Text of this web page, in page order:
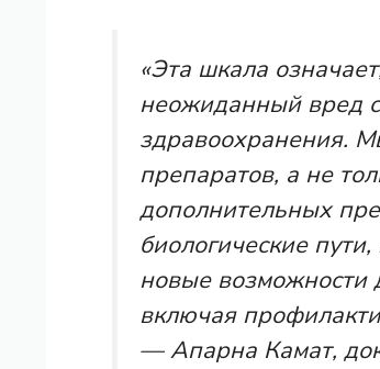
«Эта шкала
неожиданный вред
здравоохранения.
препаратов, а не
дополнительных
биологические
новые возможности
включая
— Апарна Камат,